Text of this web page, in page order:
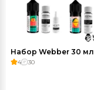
Набор Webber 30 мл
4 30